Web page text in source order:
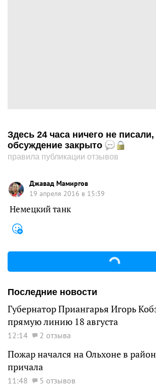
Здесь 24 часа ничего не
обсуждение закрыто
правила публикации отзывов
Джавад Мамиргов
19 апреля 2016 в 15:39
Немецкий танк
Последние новости
Губернатор Приангарья Игорь
прямую линию 18 августа
12:14 2 отзыва
Пожар начался на Ольхоне в
причала
11:48 5 отзывов